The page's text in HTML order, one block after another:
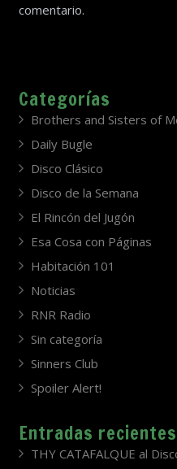
comentario.
Categorías
Brothers and Sisters of
Daily Bugle
Disco Clásico
Disco de la Semana
El Rincón del Jugón
Esa Cosa con Páginas
Habitación 101
Noticias
RNR Radio
Sin categoría
Sinners Club
Spoiler Alert!
Entradas recientes
THY CATAFALQUE al